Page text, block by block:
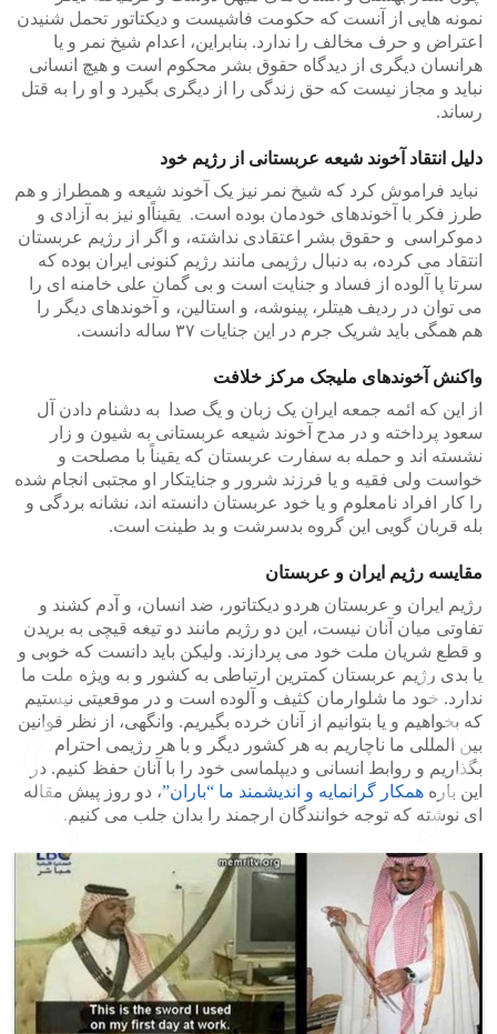
نمونه هایی از آنست که حکومت فاشیست و دیکتاتور تحمل شنیدن
اعتراض و حرف مخالف را ندارد. بنابراین، اعدام شیخ نمر و یا
هرانسان دیگری از دیدگاه حقوق بشر محکوم است و هیچ انسانی
نباید و مجاز نیست که حق زندگی را از دیگری بگیرد و او را به قتل
رساند.
دلیل انتقاد آخوند شیعه عربستانی از رژیم خود
نباید فراموش کرد که شیخ نمر نیز یک آخوند شیعه و همطراز و هم
طرز فکر با آخوندهای خودمان بوده است. یقیناًاو نیز به آزادی و
دموکراسی و حقوق بشر اعتقادی نداشته، و اگر از رژیم عربستان
انتقاد می کرده، به دنبال رژیمی مانند رژیم کنونی ایران بوده که
سرتا پا آلوده از فساد و جنایت است و بی گمان علی خامنه ای را
می توان در ردیف هیتلر، پینوشه، و استالین، و آخوندهای دیگر را
هم همگی باید شریک جرم در این جنایات ۳۷ ساله دانست.
واکنش آخوندهای ملیجک مرکز خلافت
از این که ائمه جمعه ایران یک زبان و یگ صدا به دشنام دادن آل
سعود پرداخته و در مدح آخوند شیعه عربستانی به شیون و زار
نشسته اند و حمله به سفارت عربستان که یقیناً با مصلحت و
خواست ولی فقیه و یا فرزند شرور و جنایتکار او مجتبی انجام شده
را کار افراد نامعلوم و یا خود عربستان دانسته اند، نشانه بردگی و
بله قربان گویی این گروه بدسرشت و بد طینت است.
مقایسه رژیم ایران و عربستان
رژیم ایران و عربستان هردو دیکتاتور، ضد انسان، و آدم کشند و
تفاوتی میان آنان نیست، این دو رژیم مانند دو تیغه قیچی به بریدن
و قطع شریان ملت خود می پردازند. ولیکن باید دانست که خوبی و
یا بدی رژیم عربستان کمترین ارتباطی به کشور و به ویژه ملت ما
ندارد. خود ما شلوارمان کثیف و آلوده است و در موقعیتی نیستیم
که بخواهیم و یا بتوانیم از آنان خرده بگیریم. وانگهی، از نظر قوانین
بین المللی ما ناچاریم به هر کشور دیگر و با هر رژیمی احترام
بگذاریم و روابط انسانی و دیپلماسی خود را با آنان حفظ کنیم. در
این باره همکار گرانمایه و اندیشمند ما “باران”، دو روز پیش مقاله
ای نوشته که توجه خوانندگان ارجمند را بدان جلب می کنیم.